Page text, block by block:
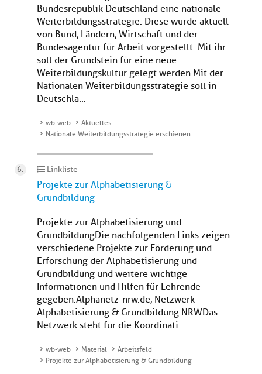
Bundesrepublik Deutschland eine nationale
Weiterbildungsstrategie. Diese wurde aktuell
von Bund, Ländern, Wirtschaft und der
Bundesagentur für Arbeit vorgestellt. Mit ihr
soll der Grundstein für eine neue
Weiterbildungskultur gelegt werden. Mit der
Nationalen Weiterbildungsstrategie soll in
Deutschla...
wb-web
Aktuelles
Nationale Weiterbildungsstrategie erschienen
Linkliste
Projekte zur Alphabetisierung &
Grundbildung
Projekte zur Alphabetisierung und
GrundbildungDie nachfolgenden Links zeigen
verschiedene Projekte zur Förderung und
Erforschung der Alphabetisierung und
Grundbildung und weitere wichtige
Informationen und Hilfen für Lehrende
gegeben. Alphanetz-nrw.de, Netzwerk
Alphabetisierung & Grundbildung NRWDas
Netzwerk steht für die Koordinati...
wb-web Material
Arbeitsfeld
Projekte zur Alphabetisierung & Grundbildung